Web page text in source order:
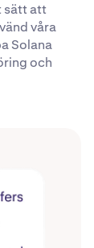
sätt att
våra
Solana
och